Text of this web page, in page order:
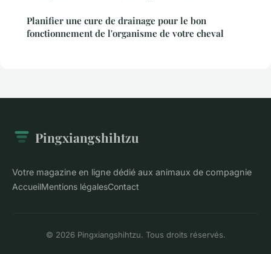
Planifier une cure de drainage pour le bon
fonctionnement de l'organisme de votre cheval
Pingxiangshihtzu
Votre magazine en ligne dédié aux animaux de compagnie
AccueilMentions légalesContact
© 2026 Pingxiangshihtzu. Tous droits réservés.